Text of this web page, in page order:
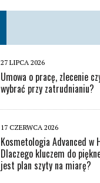
27 LIPCA 2026
Umowa o pracę, zlecenie
wybrać przy zatrudnianiu?
17 CZERWCA 2026
Kosmetologia Advanced w
Dlaczego kluczem do
jest plan szyty na miarę?